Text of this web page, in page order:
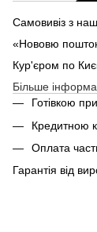
Самовивіз з
«Нововю
Кур'єром по
Більше
Готівкою
Кредитною
Оплата
Гарантія від